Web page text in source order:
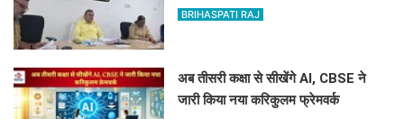
लागू
BRIHASPATI RAJ
अब तीसरी कक्षा से सीखेंगे AI, CBSE ने
जारी किया नया करिकुलम फ्रेमवर्क